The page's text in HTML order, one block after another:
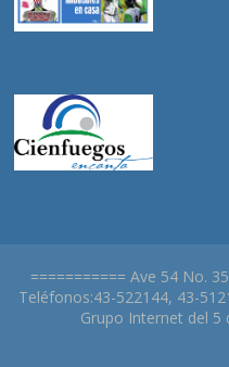
=========== Ave 54 No.
Teléfonos:43-522144, 43-
Grupo Internet del 5